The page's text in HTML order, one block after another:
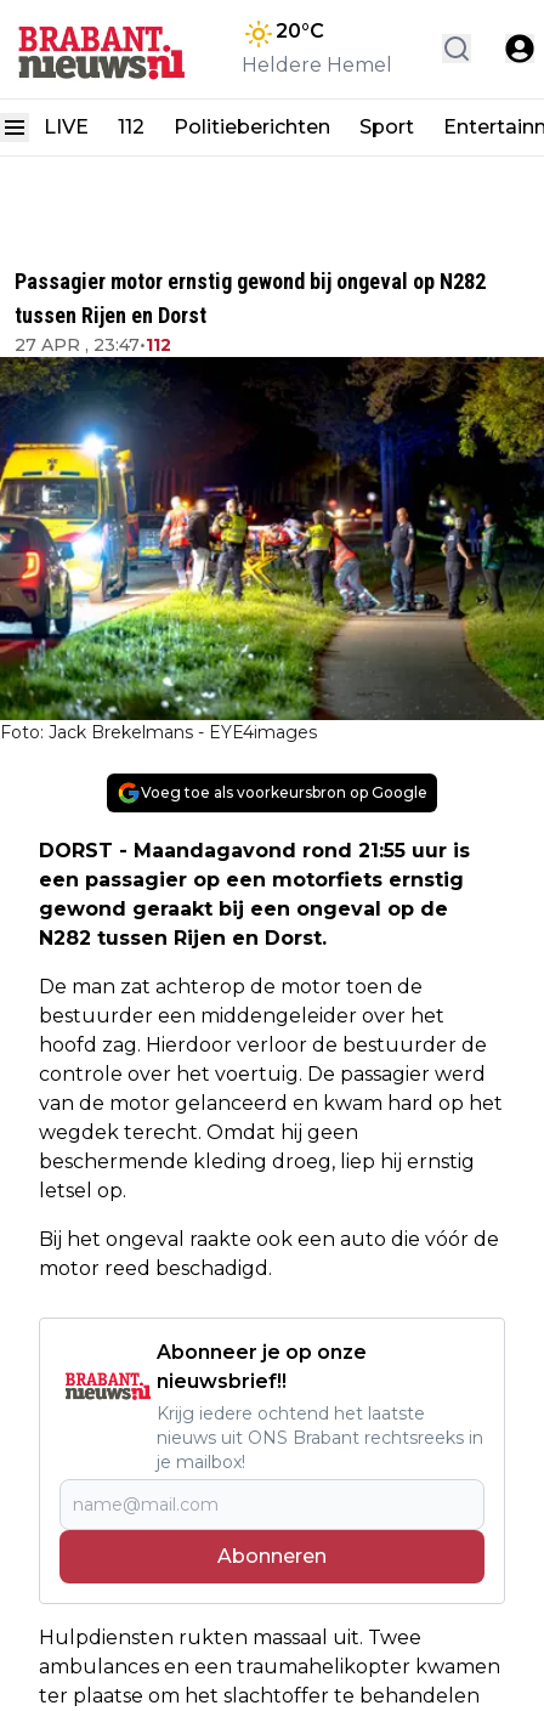
20°C
Heldere Hemel
LIVE 112 Politieberichten Sport
Passagier motor ernstig gewond bij ongeval op N282
tussen Rijen en Dorst
27 APR , 23:47•112
Foto: Jack Brekelmans - EYE4images
Voeg toe als voorkeursbron op Google
DORST - Maandagavond rond 21:55 uur is
een passagier op een motorfiets ernstig
gewond geraakt bij een ongeval op de
N282 tussen Rijen en Dorst.
De man zat achterop de motor toen de
bestuurder een middengeleider over het
hoofd zag. Hierdoor verloor de bestuurder de
controle over het voertuig. De passagier werd
van de motor gelanceerd en kwam hard op het
wegdek terecht. Omdat hij geen
beschermende kleding droeg, liep hij ernstig
letsel op.
Bij het ongeval raakte ook een auto die vóór de
motor reed beschadigd.
Abonneer je op onze
nieuwsbrief!!
Krijg iedere ochtend het laatste
nieuws uit ONS Brabant rechtsreeks in
je mailbox!
Abonneren
Hulpdiensten rukten massaal uit. Twee
ambulances en een traumahelikopter kwamen
ter plaatse om het slachtoffer te behandelen